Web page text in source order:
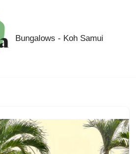
Bungalows - Koh Samui